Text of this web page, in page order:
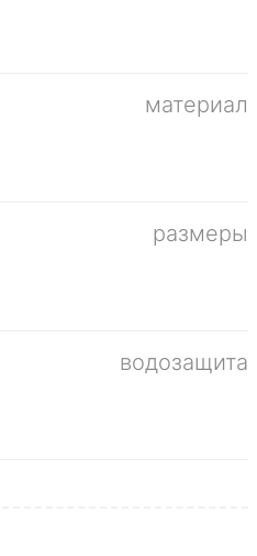
материал
размеры
водозащита